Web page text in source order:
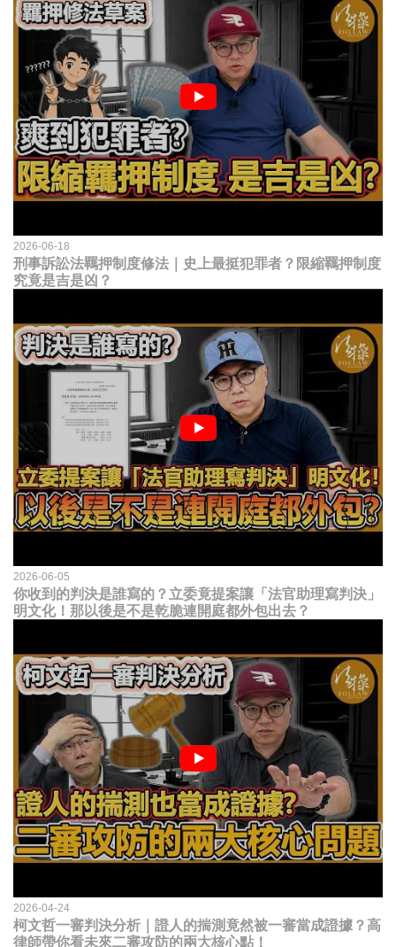
2026-06-18
刑事訴訟法羈押制度修法｜史上最挺犯罪者？限縮羈押制度
究竟是吉是凶？
2026-06-05
你收到的判決是誰寫的？立委竟提案讓「法官助理寫判決」
明文化！那以後是不是乾脆連開庭都外包出去？
2026-04-24
柯文哲一審判決分析｜證人的揣測竟然被一審當成證據？高
律師帶你看未來二審攻防的兩大核心點！